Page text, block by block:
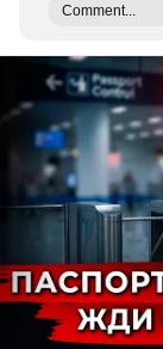
Comment...